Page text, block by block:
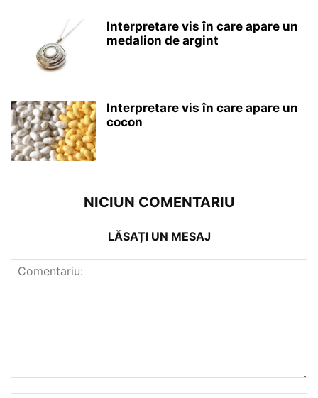
Interpretare vis în care apare un
medalion de argint
Interpretare vis în care apare un
cocon
NICIUN COMENTARIU
LĂSAȚI UN MESAJ